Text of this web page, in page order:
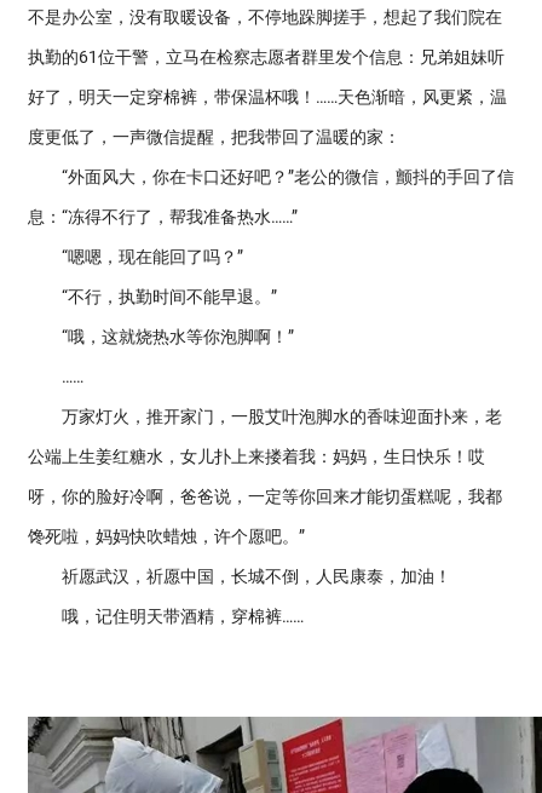
不是办公室，没有取暖设备，不停地跺脚搓手，想起了我们院在
执勤的61位干警，立马在检察志愿者群里发个信息：兄弟姐妹听
好了，明天一定穿棉裤，带保温杯哦！……天色渐暗，风更紧，温
度更低了，一声微信提醒，把我带回了温暖的家：
“外面风大，你在卡口还好吧？”老公的微信，颤抖的手回了信
息：“冻得不行了，帮我准备热水……”
“嗯嗯，现在能回了吗？”
“不行，执勤时间不能早退。”
“哦，这就烧热水等你泡脚啊！”
……
万家灯火，推开家门，一股艾叶泡脚水的香味迎面扑来，老
公端上生姜红糖水，女儿扑上来搂着我：妈妈，生日快乐！哎
呀，你的脸好冷啊，爸爸说，一定等你回来才能切蛋糕呢，我都
馋死啦，妈妈快吹蜡烛，许个愿吧。”
祈愿武汉，祈愿中国，长城不倒，人民康泰，加油！
哦，记住明天带酒精，穿棉裤……